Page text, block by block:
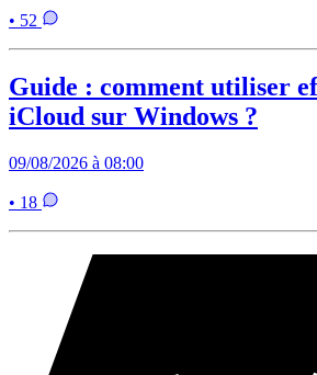
• 52
Guide : comment utiliser
iCloud sur Windows ?
09/08/2026 à 08:00
• 18